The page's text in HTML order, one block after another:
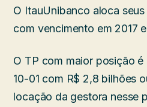
O ItauUnibanco aloca seus
com vencimento em 2017
O TP com maior posição
10-01 com R$ 2,8 bilhões
locação da gestora nesse